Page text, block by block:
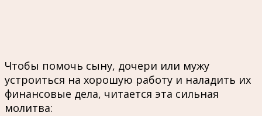
Чтобы помочь сыну, дочери или мужу
устроиться на хорошую работу и наладить их
финансовые дела, читается эта сильная
молитва: